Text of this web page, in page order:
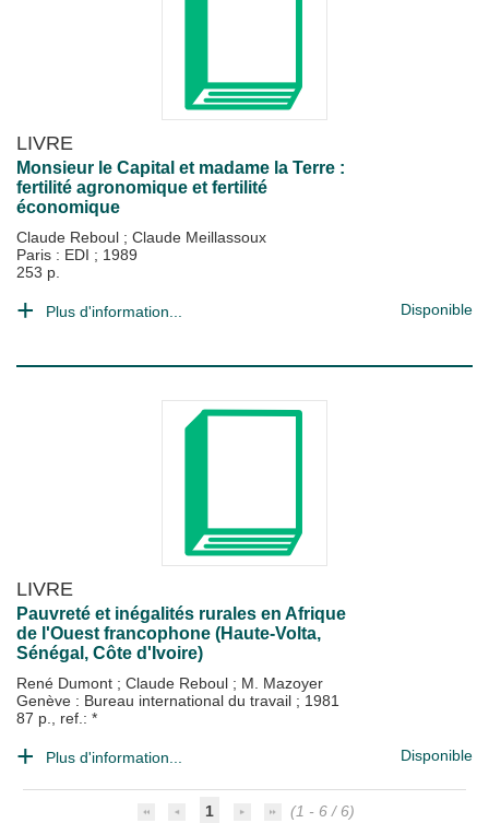
LIVRE
Monsieur le Capital et madame la Terre :
fertilité agronomique et fertilité
économique
Claude Reboul ; Claude Meillassoux
Paris : EDI ; 1989
253 p.
Plus d'information... Disponible
LIVRE
Pauvreté et inégalités rurales en Afrique
de l'Ouest francophone (Haute-Volta,
Sénégal, Côte d'Ivoire)
René Dumont ; Claude Reboul ; M. Mazoyer
Genève : Bureau international du travail ; 1981
87 p., ref.: *
Plus d'information... Disponible
1
(1 - 6 / 6)